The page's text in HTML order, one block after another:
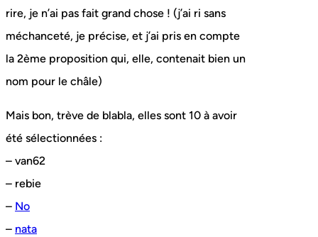
rire, je n’ai pas fait grand chose ! (j’ai ri sans
méchanceté, je précise, et j’ai pris en compte
la 2ème proposition qui, elle, contenait bien un
nom pour le châle)
Mais bon, trève de blabla, elles sont 10 à avoir
été sélectionnées :
– van62
– rebie
– No
– nata